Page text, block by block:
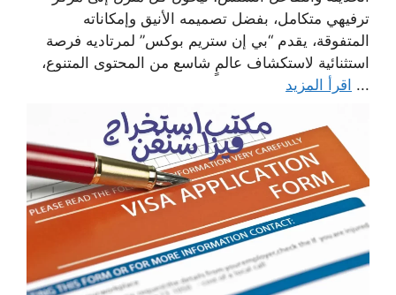
ترفيهي متكامل، بفضل تصميمه الأنيق وإمكاناته
المتفوقة، يقدم “بي إن ستريم بوكس” لمرتاديه فرصة
استثنائية لاستكشاف عالمٍ شاسع من المحتوى المتنوع،
... اقرأ المزيد